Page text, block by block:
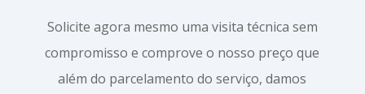
Solicite agora mesmo uma visita técnica sem
compromisso e comprove o nosso preço que
além do parcelamento do serviço, damos